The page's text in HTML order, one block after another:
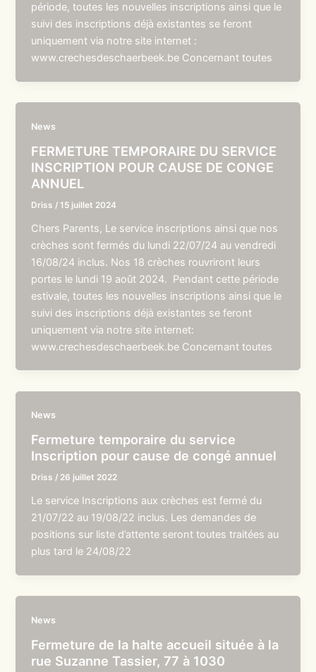
période, toutes les nouvelles inscriptions ainsi que le
suivi des inscriptions déjà existantes se feront
uniquement via notre site internet :
www.crechesdeschaerbeek.be Concernant toutes
News
FERMETURE TEMPORAIRE DU SERVICE
INSCRIPTION POUR CAUSE DE CONGE
ANNUEL
Driss /15 juillet 2024
Chers Parents, Le service inscriptions ainsi que nos
crèches sont fermés du lundi 22/07/24 au vendredi
16/08/24 inclus. Nos 18 crèches rouvriront leurs
portes le lundi 19 août 2024. Pendant cette période
estivale, toutes les nouvelles inscriptions ainsi que le
suivi des inscriptions déjà existantes se feront
uniquement via notre site internet:
www.crechesdeschaerbeek.be Concernant toutes
News
Fermeture temporaire du service
Inscription pour cause de congé annuel
Driss / 26 juillet 2022
Le service Inscriptions aux crèches est fermé du
21/07/22 au 19/08/22 inclus. Les demandes de
positions sur liste d’attente seront toutes traitées au
plus tard le 24/08/22
News
Fermeture de la halte accueil située à la
rue Suzanne Tassier, 77 à 1030